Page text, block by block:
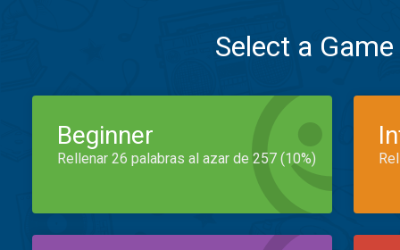
Select a
Beginner
Rellenar 26 palabras al azar de 257 (10%)